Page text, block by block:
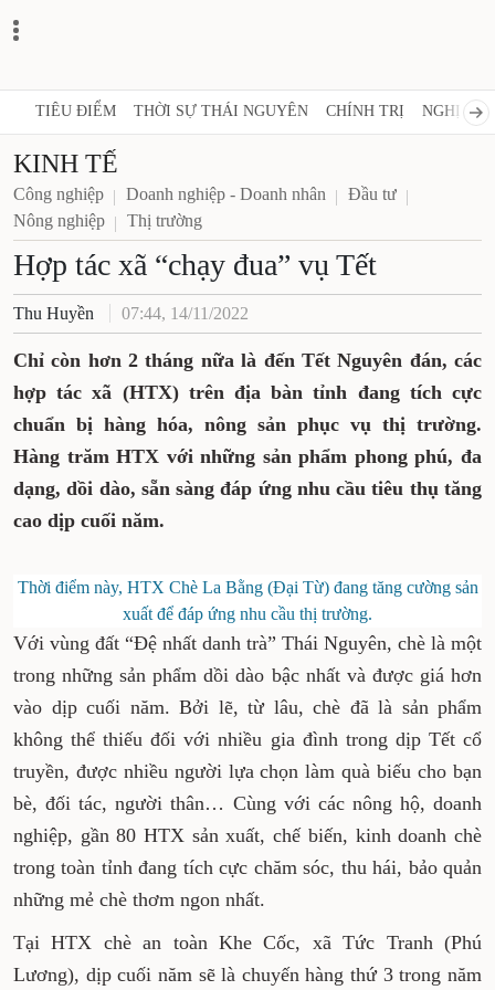
TIÊU ĐIỂM THỜI SỰ THÁI NGUYÊN CHÍNH TRỊ NGHỊ
KINH TẾ
Công nghiệp Doanh nghiệp - Doanh nhân
Đầu tư
Nông nghiệp
Thị trường
Hợp tác xã “chạy đua” vụ Tết
Thu Huyền 07:44, 14/11/2022
Chỉ còn hơn 2 tháng nữa là đến Tết Nguyên
đán, các hợp tác xã (HTX) trên địa bàn tỉnh
đang tích cực chuẩn bị hàng hóa, nông sản
phục vụ thị trường. Hàng trăm HTX với
những sản phẩm phong phú, đa dạng, dồi
dào, sẵn sàng đáp ứng nhu cầu tiêu thụ
Thời điểm này, HTX Chè La Bằng (Đại Từ) đang tăng
cường sản xuất để đáp ứng nhu cầu thị trường.
Với vùng đất “Đệ nhất danh trà” Thái Nguyên,
chè là một trong những sản phẩm dồi dào bậc
nhất và được giá hơn vào dịp cuối năm. Bởi lẽ,
từ lâu, chè đã là sản phẩm không thể thiếu đối
với nhiều gia đình trong dịp Tết cổ truyền,
được nhiều người lựa chọn làm quà biếu cho
bạn bè, đối tác, người thân… Cùng với các nông
hộ, doanh nghiệp, gần 80 HTX sản xuất, chế
biến, kinh doanh chè trong toàn tỉnh đang tích
cực chăm sóc, thu hái, bảo quản những mẻ chè